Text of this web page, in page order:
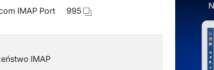
IMAP Port 995
IMAP